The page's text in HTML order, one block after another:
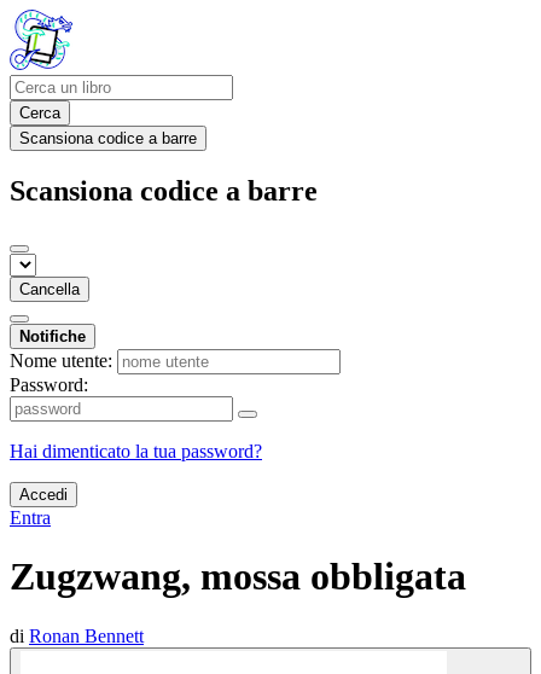
Cerca
Scansiona codice a barre
Scansiona codice a barre
Cancella
Notifiche
Nome utente:
Password:
Hai dimenticato la tua password?
Accedi
Entra
Zugzwang, mossa obbligata
di Ronan Bennett